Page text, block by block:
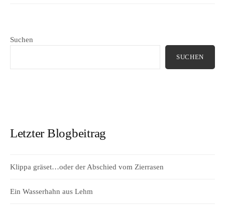
Suchen
SUCHEN
Letzter Blogbeitrag
Klippa gräset…oder der Abschied vom Zierrasen
Ein Wasserhahn aus Lehm